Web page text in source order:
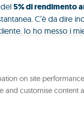
5% di rendimento
C’è da dire
Io ho messo i
solo di qualche
capiente per
di
progetti di ampio
che se torno tra
“Sembra
on site
customise content